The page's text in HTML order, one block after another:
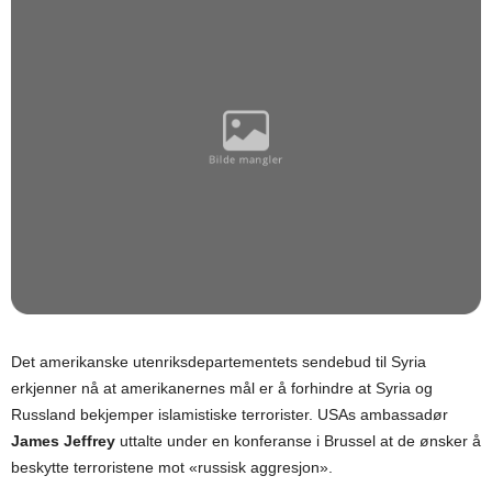
Det amerikanske utenriksdepartementets sendebud til Syria
erkjenner nå at amerikanernes mål er å forhindre at Syria og
Russland bekjemper islamistiske terrorister. USAs ambassadør
James Jeffrey uttalte under en konferanse i Brussel at de ønsker å
beskytte terroristene mot «russisk aggresjon».